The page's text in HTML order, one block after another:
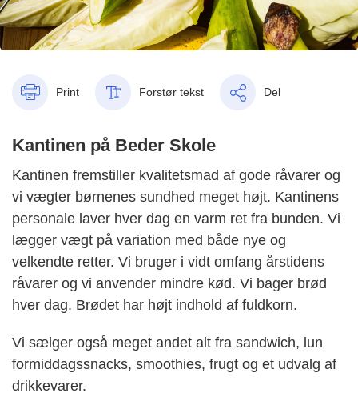
Print Forstør tekst Del
Kantinen på Beder Skole
Kantinen fremstiller kvalitetsmad af gode råvarer og
vi vægter børnenes sundhed meget højt. Kantinens
personale laver hver dag en varm ret fra bunden. Vi
lægger vægt på variation med både nye og
velkendte retter. Vi bruger i vidt omfang årstidens
råvarer og vi anvender mindre kød. Vi bager brød
hver dag. Brødet har højt indhold af fuldkorn.
Vi sælger også meget andet alt fra sandwich, lun
formiddagssnacks, smoothies, frugt og et udvalg af
drikkevarer.